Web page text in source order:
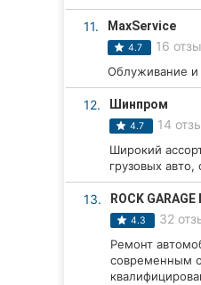
Полтава
Черкассы
Сумы
Ивано-Франковск
11. MaxService
4.7 16
Облуживание и
12. Шинпром
4.7 14
Широкий
грузовых
13. ROCK
4.3 32
Ремонт
современным